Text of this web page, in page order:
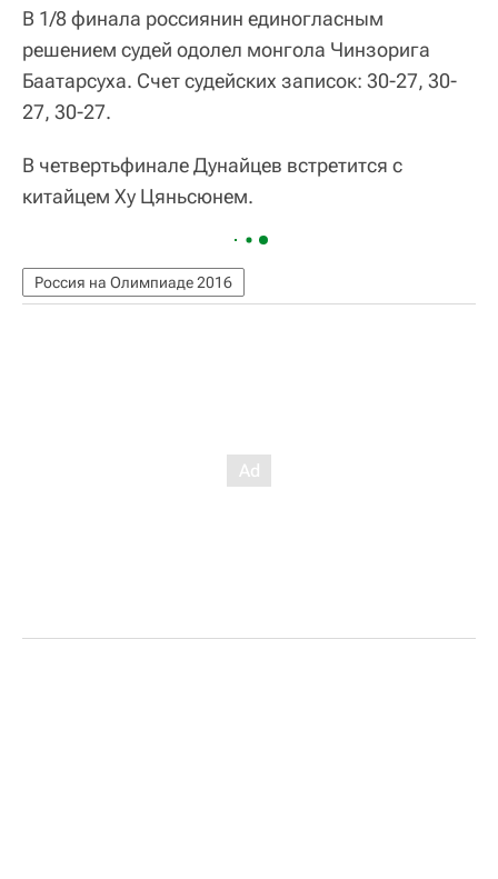
В 1/8 финала россиянин единогласным
решением судей одолел монгола Чинзорига
Баатарсуха. Счет судейских записок: 30-27, 30-
27, 30-27.
В четвертьфинале Дунайцев встретится с
китайцем Ху Цяньсюнем.
Россия на Олимпиаде 2016